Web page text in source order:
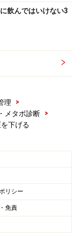
飲んではいけない3
理
>
メタボ診断
>
下げる
リシー
免責